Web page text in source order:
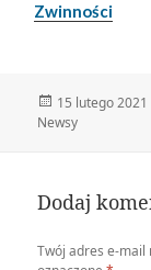
Zwinności
Data
publikacji
15 lutego 2021
Newsy
Dodaj
Twój adres e-mail